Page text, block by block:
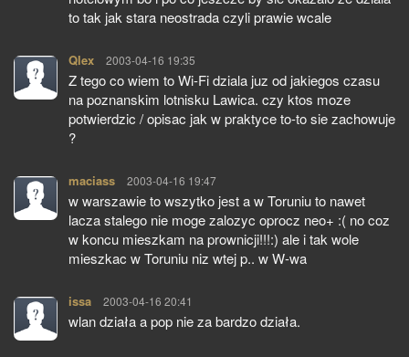
to tak jak stara neostrada czyli prawie wcale
Qlex pisze:
2003-04-16 19:35
Z tego co wiem to Wi-Fi dziala juz od jakiegos czasu
na poznanskim lotnisku Lawica. czy ktos moze
potwierdzic / opisac jak w praktyce to-to sie zachowuje
?
maciass pisze:
2003-04-16 19:47
w warszawie to wszytko jest a w Toruniu to nawet
lacza stalego nie moge zalozyc oprocz neo+ :( no coz
w koncu mieszkam na prownicji!!!:) ale i tak wole
mieszkac w Toruniu niz wtej p.. w W-wa
issa pisze:
2003-04-16 20:41
wlan działa a pop nie za bardzo działa.